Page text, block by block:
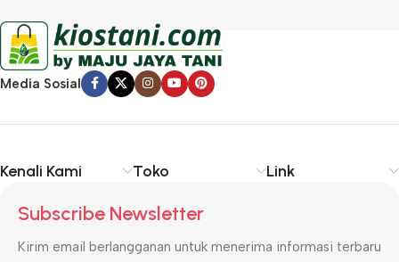
Media Sosial
Kenali Kami Toko Link
Subscribe Newsletter
Kirim email berlangganan untuk menerima informasi terbaru